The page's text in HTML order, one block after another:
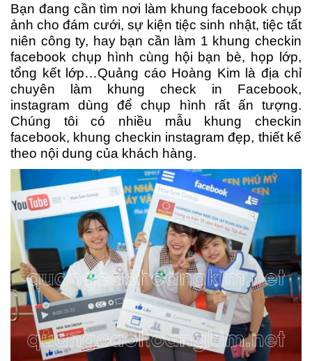
Bạn đang cần tìm nơi làm khung facebook chụp
ảnh cho đám cưới, sự kiện tiệc sinh nhật, tiệc tất
niên công ty, hay bạn cần làm 1 khung checkin
facebook chụp hình cùng hội bạn bè, họp lớp,
tổng kết lớp…Quảng cáo Hoàng Kim là địa chỉ
chuyên làm khung check in Facebook,
instagram dùng để chụp hình rất ấn tượng.
Chúng tôi có nhiều mẫu khung checkin
facebook, khung checkin instagram đẹp, thiết kế
theo nội dung của khách hàng.